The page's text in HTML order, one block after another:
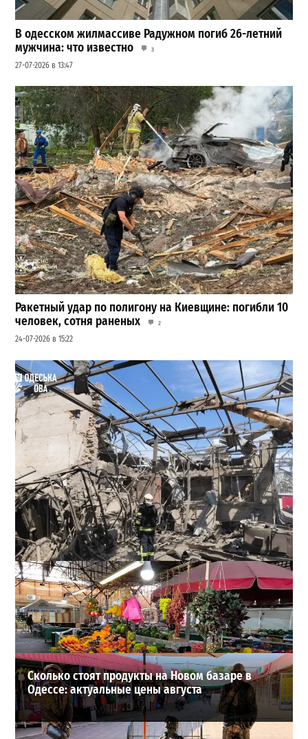
В одесском жилмассиве Радужном погиб 26-летний
мужчина: что известно
3
27-07-2026 в 13:47
Ракетный удар по полигону на Киевщине: погибли 10
человек, сотня раненых
2
24-07-2026 в 15:22
В Одессе выросло число пострадавших после атаки
реактивных дронов (фото)
2
24-07-2026 в 14:29
ВИБОР РЕДАКЦИИ
Сколько стоят продукты на Новом базаре в
Одессе: актуальные цены августа